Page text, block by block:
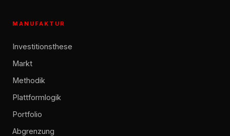
MANUFAKTUR
Investitionsthese
Markt
Methodik
Plattformlogik
Portfolio
Abgrenzung